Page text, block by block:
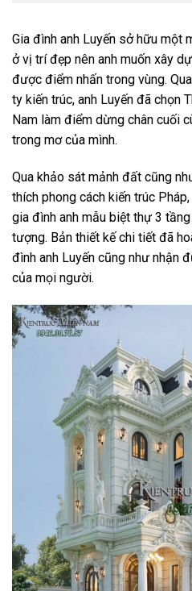
Gia đình anh Luyến sở hữu một
ở vị trí đẹp nên anh muốn xây
được điểm nhấn trong vùng.
ty kiến trúc, anh Luyến đã chọn
Nam làm điểm dừng chân cuối
trong mơ của mình.
Qua khảo sát mảnh đất cũng
thích phong cách kiến trúc
gia đình anh mẫu biệt thự 3
tượng. Bản thiết kế chi tiết đã
đình anh Luyến cũng như nhận
của mọi người.